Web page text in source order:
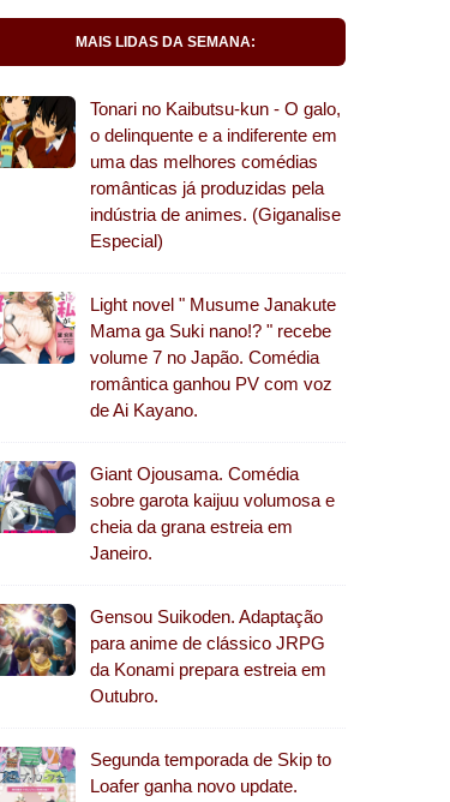
MAIS LIDAS DA SEMANA:
Tonari no Kaibutsu-kun - O galo,
o delinquente e a indiferente em
uma das melhores comédias
românticas já produzidas pela
indústria de animes. (Giganalise
Especial)
Light novel " Musume Janakute
Mama ga Suki nano!? " recebe
volume 7 no Japão. Comédia
romântica ganhou PV com voz
de Ai Kayano.
Giant Ojousama. Comédia
sobre garota kaijuu volumosa e
cheia da grana estreia em
Janeiro.
Gensou Suikoden. Adaptação
para anime de clássico JRPG
da Konami prepara estreia em
Outubro.
Segunda temporada de Skip to
Loafer ganha novo update.